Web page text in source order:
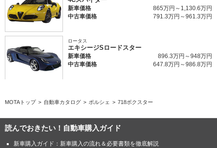
新車価格
865万円～1,130.6万円
中古車価格
791.3万円～961.3万円
ロータス
エキシージSロードスター
新車価格
896.3万円～948万円
中古車価格
647.8万円～986.8万円
MOTAトップ 自動車カタログ ポルシェ 718ボクスター
読んでおきたい！自動車購入ガイド
新車購入ガイド：新車購入の流れ＆必要書類を徹底解説